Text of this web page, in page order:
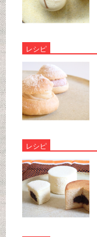
レシピ
レシピ